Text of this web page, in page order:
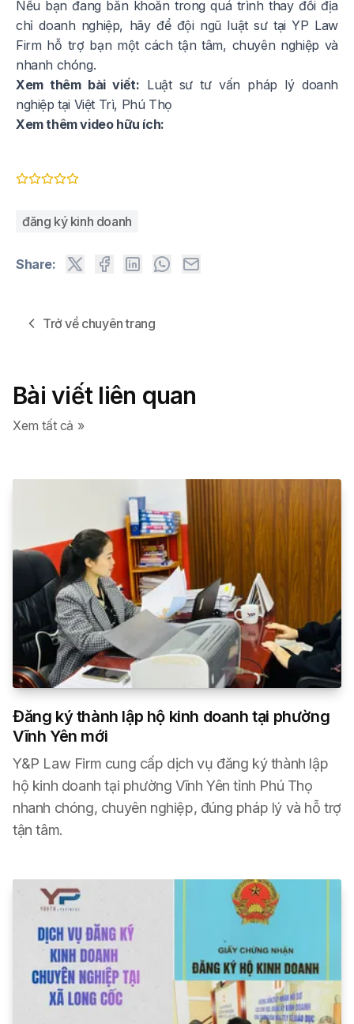
Nếu bạn đang băn khoăn trong quá trình thay đổi địa
chỉ doanh nghiệp, hãy để đội ngũ luật sư tại YP Law
Firm hỗ trợ bạn một cách tận tâm, chuyên nghiệp và
nhanh chóng.
Xem thêm bài viết: Luật sư tư vấn pháp lý doanh
nghiệp tại Việt Trì, Phú Thọ
Xem thêm video hữu ích:
đăng ký kinh doanh
Share:
Trở về chuyên trang
Bài viết liên quan
Xem tất cả »
Đăng ký thành lập hộ kinh doanh tại phường
Vĩnh Yên mới
Y&P Law Firm cung cấp dịch vụ đăng ký thành lập
hộ kinh doanh tại phường Vĩnh Yên tỉnh Phú Thọ
nhanh chóng, chuyên nghiệp, đúng pháp lý và hỗ trợ
tận tâm.